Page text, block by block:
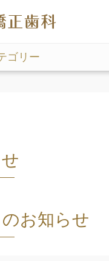
ゴリー
お知らせ